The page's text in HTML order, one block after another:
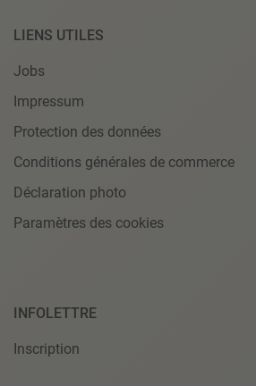
LIENS UTILES
Jobs
Impressum
Protection des données
Conditions générales de commerce
Déclaration photo
Paramètres des cookies
INFOLETTRE
Inscription